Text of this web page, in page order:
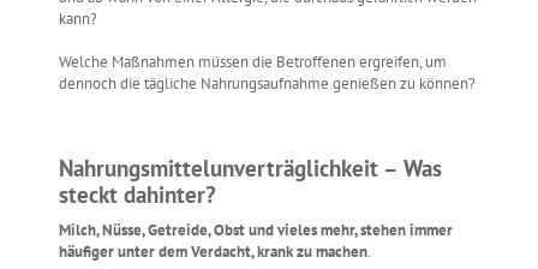
kann?
Welche Maßnahmen müssen die Betroffenen ergreifen, um
dennoch die tägliche Nahrungsaufnahme genießen zu können?
Nahrungsmittelunverträglichkeit – Was
steckt dahinter?
Milch, Nüsse, Getreide, Obst und vieles mehr, stehen immer
häufiger unter dem Verdacht, krank zu machen.